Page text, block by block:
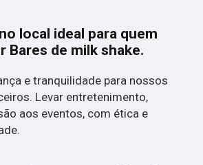
local ideal para quem
Bares de milk shake.
e tranquilidade para nossos
Levar entretenimento,
aos eventos, com ética e